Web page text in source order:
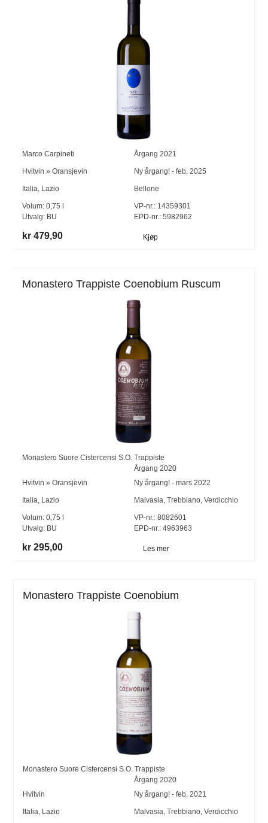
Marco Carpineti Årgang 2021
Hvitvin »Oransjevin Ny årgang! - feb. 2025
Italia Lazio Bellone
Volum:0,75 l
Utvalg: BU
VP-nr.:14359301
EPD-nr.: 5982962
kr 479,90 Kjøp
Monastero Trappiste Coenobium Ruscum
Monastero Suore Cistercensi S.O. Trappiste
Årgang 2020
Hvitvin »Oransjevin Ny årgang! - mars 2022
Italia Lazio Malvasia Trebbiano, Verdicchio
Volum:0,75 l
Utvalg: BU
VP-nr.:8082601
EPD-nr.: 4963963
kr 295,00 Les mer
Monastero Trappiste Coenobium
Monastero Suore Cistercensi S.O. Trappiste
Årgang 2020
Hvitvin
Ny årgang! - feb. 2021
Italia Lazio Malvasia Trebbiano Verdicchio